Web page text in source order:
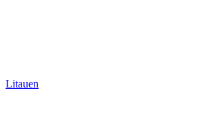
Litauen